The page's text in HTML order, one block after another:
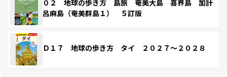
０２ 地球の歩き方 島旅 奄美大島 喜界島 加計
呂麻島（奄美群島１） ５訂版
Ｄ１７ 地球の歩き方 タイ ２０２７～２０２８